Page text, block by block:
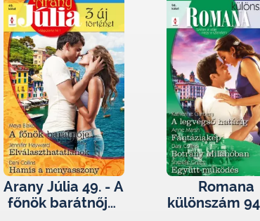
Arany Júlia 49. - A
főnök barátnője;
Romana
különszám